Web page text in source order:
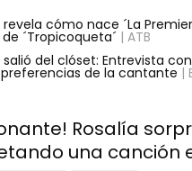
revela cómo nace ´La
´Tropicoqueta´ | ATB
salió del clóset: Entrevista
de la cantante |
Rosalía
una canción